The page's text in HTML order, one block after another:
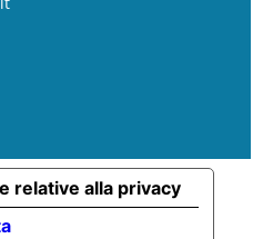
relative alla privacy